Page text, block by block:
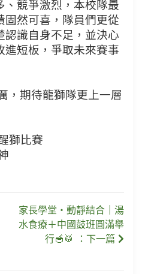
、競爭激烈，本校隊最
固然可喜，隊員們更從
認識自身不足，並決心
進短板，爭取未來賽事
，期待龍獅隊更上一層
獅比賽
家長學堂・動靜結合｜湯
水食療＋中國鼓班圓滿舉
行🥣🥁 ：下一篇